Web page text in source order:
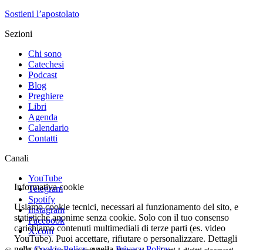
Sostieni l’apostolato
Sezioni
Chi sono
Catechesi
Podcast
Blog
Preghiere
Libri
Agenda
Calendario
Contatti
Canali
YouTube
Telegram
Spotify
Instagram
Facebook
X.com
Informativa cookie
Usiamo cookie tecnici, necessari al funzionamento del sito, e
statistiche anonime senza cookie. Solo con il tuo consenso
carichiamo contenuti multimediali di terze parti (es. video
YouTube). Puoi accettare, rifiutare o personalizzare. Dettagli